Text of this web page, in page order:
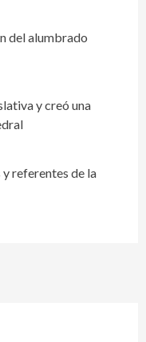
del alumbrado
y creó una
referentes de la